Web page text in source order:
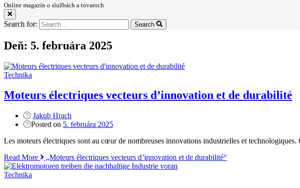
Online magazín o službách a tovaroch
Search for: Search
Deň: 5. februára 2025
Technika
Moteurs électriques vecteurs d’innovation et de durabilité
Jakub Hrach
Posted on 5. februára 2025
Les moteurs électriques sont au cœur de nombreuses innovations industrielles et
Read More
„Moteurs électriques vecteurs d’innovation et de durabilité“
Technika